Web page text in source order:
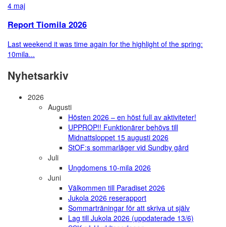
4 maj
Report Tiomila 2026
Last weekend it was time again for the highlight of the spring:
10mila...
Nyhetsarkiv
2026
Augusti
Hösten 2026 – en höst full av aktiviteter!
UPPROP!! Funktionärer behövs till
Midnattsloppet 15 augusti 2026
StOF:s sommarläger vid Sundby gård
Juli
Ungdomens 10-mila 2026
Juni
Välkommen till Paradiset 2026
Jukola 2026 reserapport
Sommarträningar för att skriva ut själv
Lag till Jukola 2026 (uppdaterade 13/6)